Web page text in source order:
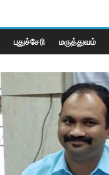
புதுச்சேரி மருத்துவம்